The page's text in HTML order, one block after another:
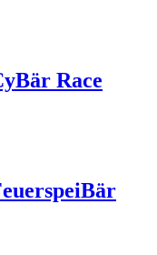
Race